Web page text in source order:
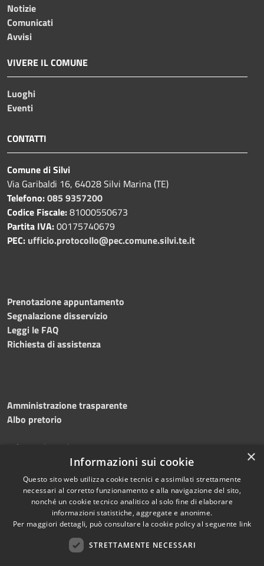
Notizie
Comunicati
Avvisi
VIVERE IL COMUNE
Luoghi
Eventi
CONTATTI
Comune di Silvi
Via Garibaldi 16, 64028 Silvi Marina (TE)
Telefono:085 9357200
Codice Fiscale:81000550673
Partita IVA:00175740679
PEC: ufficio.protocollo@pec.comune.silvi.te.it
Prenotazione appuntamento
Segnalazione disservizio
Leggi le FAQ
Richiesta di assistenza
Amministrazione trasparente
Albo pretorio
Informativa privacy
Dichiarazione di accessibilità
Copyright © 2026 • Comune di
Silvi • Powered by
×
Informazioni sui cookie
Questo sito web utilizza cookie tecnici e assimilati strettamente
necessari al corretto funzionamento e alla navigazione del sito,
nonché un cookie tecnico analitico al solo fine di elaborare
informazioni statistiche, aggregate e anonime.
Per maggiori dettagli, può consultare la cookie policy al seguente link
STRETTAMENTE NECESSARI